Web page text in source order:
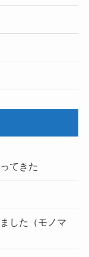
てきた
した（モノマ